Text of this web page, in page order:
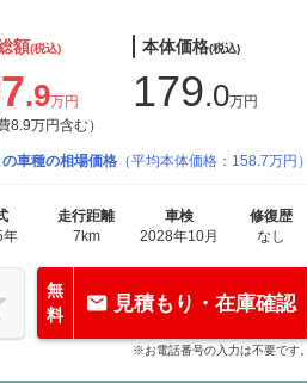
額(税込)
.9万円
8.9万円含む）
本体価格(税込)
179.0万円
の車種の相場価格 （平均本体価格：158.7万円）
年
走行距離
7km
車検
2028年10月
修復歴
なし
無
料
見積もり・在庫確認
※お電話番号の入力は不要です。